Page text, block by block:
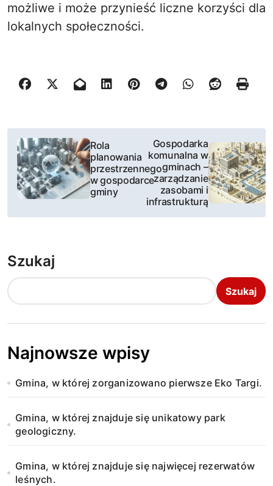
możliwe i może przynieść liczne korzyści dla
lokalnych społeczności.
N
w
i
a
c
a
w
p
s
u
Rola
planowania
przestrzennego
w gospodarce
gminy
Gospodarka
komunalna w
gminach –
zarządzanie
zasobami i
infrastrukturą
Szukaj
Szukaj
Najnowsze wpisy
Gmina, w której zorganizowano pierwsze Eko Targi.
Gmina, w której znajduje się unikatowy park
geologiczny.
Gmina, w której znajduje się najwięcej rezerwatów
leśnych.